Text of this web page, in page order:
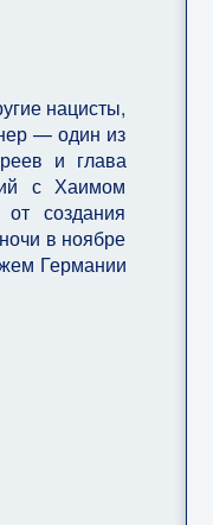
нацисты,
— один из
и глава
с Хаимом
создания
в ноябре
Германии